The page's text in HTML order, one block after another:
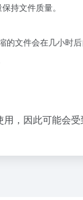
持文件质量。
文件会在几小时
，因此可能会